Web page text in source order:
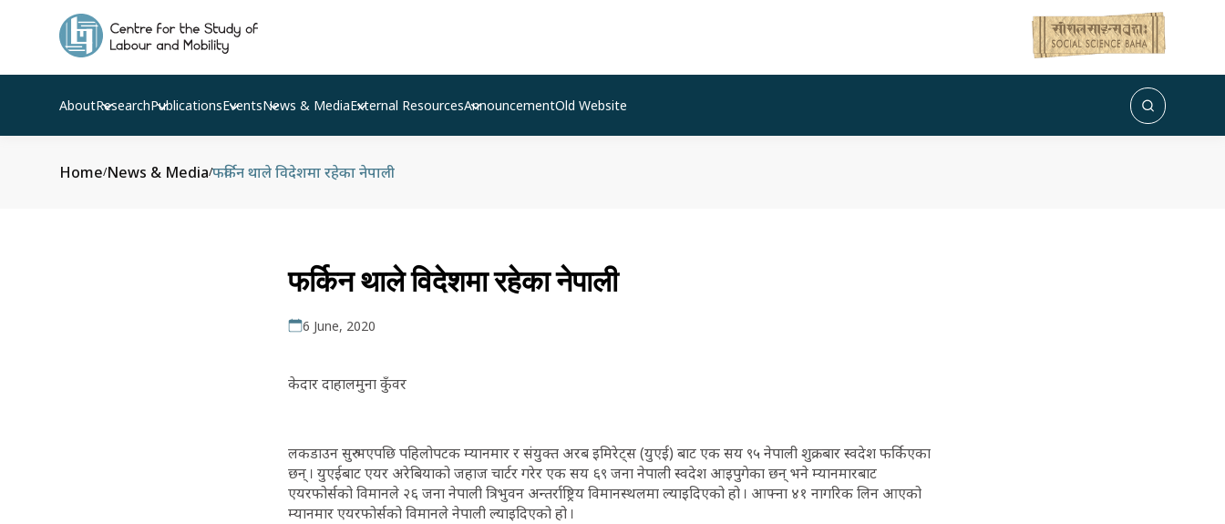
AboutResearchPublicationsEventsNews & MediaExternal ResourcesAnnouncementOld Website
Home/News & Media/फर्किन थाले विदेशमा रहेका नेपाली
फर्किन थाले विदेशमा रहेका नेपाली
6 June, 2020
केदार दाहालमुना कुँवर
लकडाउन सुरु भएपछि पहिलोपटक म्यानमार र संयुक्त अरब इमिरेट्स (युएई) बाट एक सय ९५ नेपाली शुक्रबार स्वदेश फर्किएका
छन् । युएईबाट एयर अरेबियाको जहाज चार्टर गरेर एक सय ६९ जना नेपाली स्वदेश आइपुगेका छन् भने म्यानमारबाट
एयरफोर्सको विमानले २६ जना नेपाली त्रिभुवन अन्तर्राष्ट्रिय विमानस्थलमा ल्याइदिएको हो । आफ्ना ४१ नागरिक लिन आएको
म्यानमार एयरफोर्सको विमानले नेपाली ल्याइदिएको हो ।